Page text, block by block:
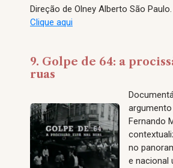
Direção de Olney Alberto São
Clique aqui
9. Golpe de 64: a
ruas
Fernando
no
e nacional